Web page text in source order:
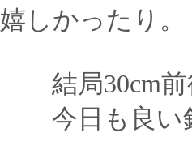
嬉しかったり。
結局30cm前
今日も良い